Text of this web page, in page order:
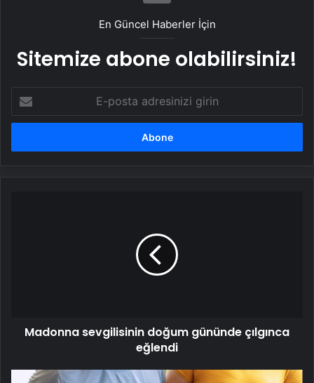
En Güncel Haberler İçin
Sitemize abone olabilirsiniz!
posta
adresinizi
Madonna sevgilisinin doğum gününde çılgınca
eğlendi
Fazla